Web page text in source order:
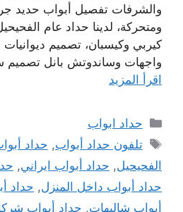
والشرفات تفصيل أبواب حديد
ومتحركة، لدينا حداد عام
كيربي وكيسبان، تصميم ديوانيات
واجهات وساندوتش بانل تصميم
اقرأ المزيد
التصنيفات
حداد ابواب
الوسوم
تلفون حداد أبواب, حداد
الفحيحيل, حداد أبواب ايراني,
حداد أبواب داخل المنزل, حداد
أبواب شاليهات, حداد أبواب